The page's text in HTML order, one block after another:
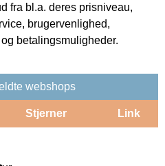
fra bl.a. deres prisniveau,
brugervenlighed,
betalingsmuligheder.
webshops
Stjerner Link